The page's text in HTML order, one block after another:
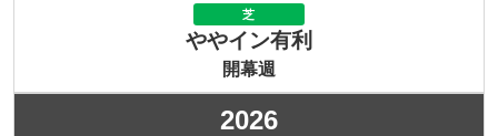
芝
ややイン有利
開幕週
2026